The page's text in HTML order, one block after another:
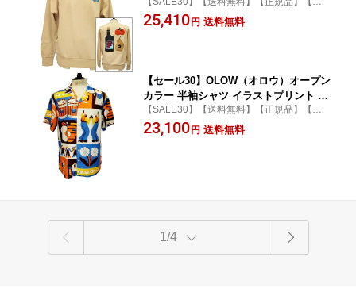
ンス・パリのブランドOL613003-10 ベ
ージュ オーガニックコットン ゆったり
ジュアル】【オーガニック】【男女兼用】
【CAIT McENIFF ケイト・マクエニフ】
25,410 円 送料無料
【セール30】OLOW（オロウ）オープン
カラー 半袖シャツ イラストプリント メ
ンズ OL611001-18 ブルーxオレンジ 他
マルチカラー テンセル【フロリアン・
【SALE30】【送料無料】【正規品】【カ
ジュアル】【フランス・パリ】【アロハ】
23,100 円 送料無料
1/4